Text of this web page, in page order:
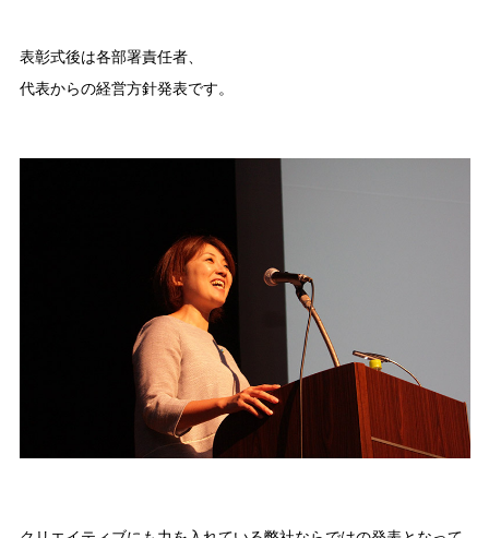
表彰式後は各部署責任者、
代表からの経営方針発表です。